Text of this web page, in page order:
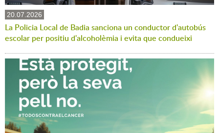
20.07.2026
La Policia Local de Badia sanciona un conductor d'autobús
escolar per positiu d'alcoholèmia i evita que condueixi